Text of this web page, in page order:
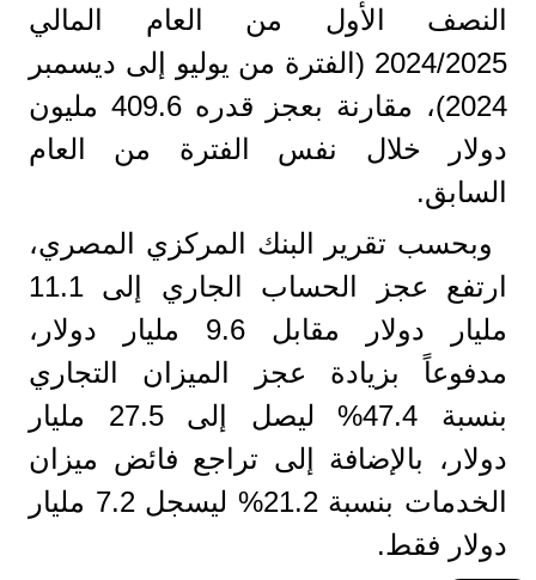
النصف الأول من العام المالي
2024/2025 (الفترة من يوليو إلى ديسمبر
2024)، مقارنة بعجز قدره 409.6 مليون
دولار خلال نفس الفترة من العام
السابق.
وبحسب تقرير البنك المركزي المصري،
ارتفع عجز الحساب الجاري إلى 11.1
مليار دولار مقابل 9.6 مليار دولار،
مدفوعاً بزيادة عجز الميزان التجاري
بنسبة 47.4% ليصل إلى 27.5 مليار
دولار، بالإضافة إلى تراجع فائض ميزان
الخدمات بنسبة 21.2% ليسجل 7.2 مليار
دولار فقط.